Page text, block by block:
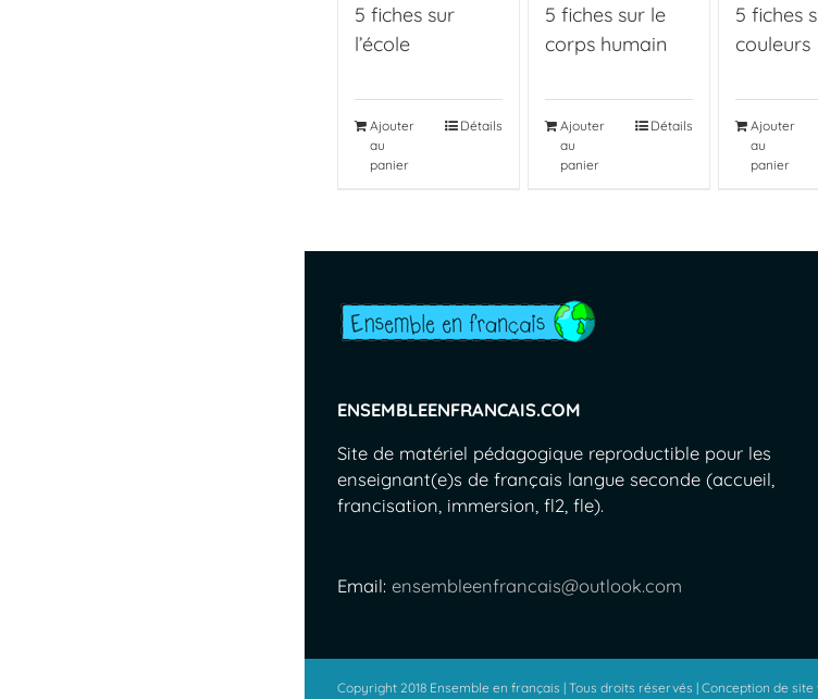
5 fiches sur
l’école
Ajouter
au
panier
Détails
5 fiches sur le
corps humain
Ajouter
au
panier
Détails
5 fiches
couleurs
Ajouter
au
panier
ENSEMBLEENFRANCAIS.COM
Site de matériel pédagogique reproductible pour les
enseignant(e)s de français langue seconde (accueil,
francisation, immersion, fl2, fle).
Email: ensembleenfrancais@outlook.com
Copyright 2018 Ensemble en français | Tous droits réservés | Conception de site